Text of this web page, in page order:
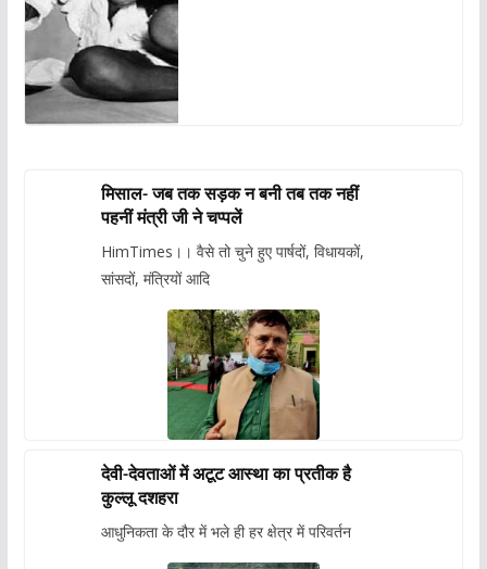
मिसाल- जब तक सड़क न बनी तब तक नहीं
पहनीं मंत्री जी ने चप्पलें
HimTimes।। वैसे तो चुने हुए पार्षदों, विधायकों,
सांसदों, मंत्रियों आदि
देवी-देवताओं में अटूट आस्था का प्रतीक है
कुल्लू दशहरा
आधुनिकता के दौर में भले ही हर क्षेत्र में परिवर्तन